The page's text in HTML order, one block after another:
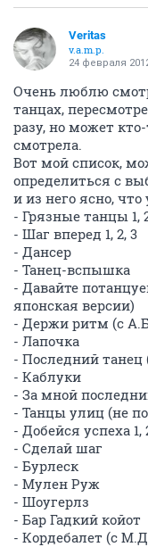
Veritas
v.a.m.p.
24 февраля
Очень люблю
танцах,
разу, но может
смотрела.
Вот мой список,
определиться с
и из него ясно,
- Грязные танцы 1,
- Шаг вперед 1, 2, 3
- Дансер
- Танец-вспышка
- Давайте
японская версии)
- Держи ритм (с
- Лапочка
- Последний танец
- Каблуки
- За мной
- Танцы улиц (не
- Добейся успеха 1,
- Сделай шаг
- Бурлеск
- Мулен Руж
- Шоугерлз
- Бар Гадкий койот
- Кордебалет (с